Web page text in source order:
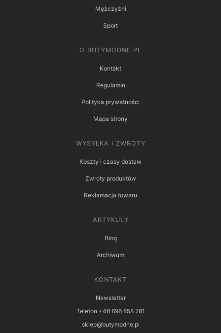
Mężczyźni
Sport
O BUTYMODNE.PL
Kontakt
Regulamin
Polityka prywatności
Mapa strony
WYSYŁKA I ZWROTY
Koszty i czasy dostaw
Zwroty produktów
Reklamacja towaru
ARTYKUŁY
Blog
Archiwum
KONTAKT
Newsletter
Telefon +48 696 658 781
sklep@butymodne.pl